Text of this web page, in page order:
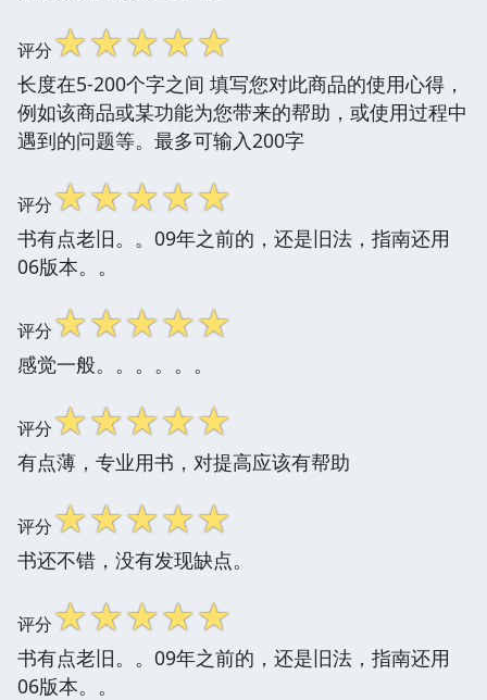
评分☆☆☆☆☆
长度在5-200个字之间 填写您对此商品的使用心得，
例如该商品或某功能为您带来的帮助，或使用过程中
遇到的问题等。最多可输入200字
评分☆☆☆☆☆
书有点老旧。。09年之前的，还是旧法，指南还用
06版本。。
评分☆☆☆☆☆
感觉一般。。。。。。
评分☆☆☆☆☆
有点薄，专业用书，对提高应该有帮助
评分☆☆☆☆☆
书还不错，没有发现缺点。
评分☆☆☆☆☆
书有点老旧。。09年之前的，还是旧法，指南还用
06版本。。